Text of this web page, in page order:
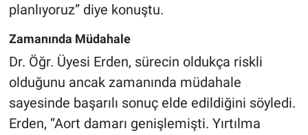
planlıyoruz” diye konuştu.
Zamanında Müdahale
Dr. Öğr. Üyesi Erden, sürecin oldukça riskli
olduğunu ancak zamanında müdahale
sayesinde başarılı sonuç elde edildiğini söyledi.
Erden, “Aort damarı genişlemişti. Yırtılma